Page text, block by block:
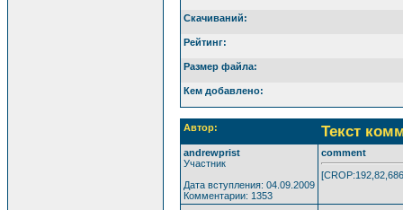
Скачиваний:
Рейтинг:
Размер файла:
Кем добавлено:
Автор: Текст
andrewprist
Участник
Дата вступления: 04.09.2009
Комментарии: 1353
comment